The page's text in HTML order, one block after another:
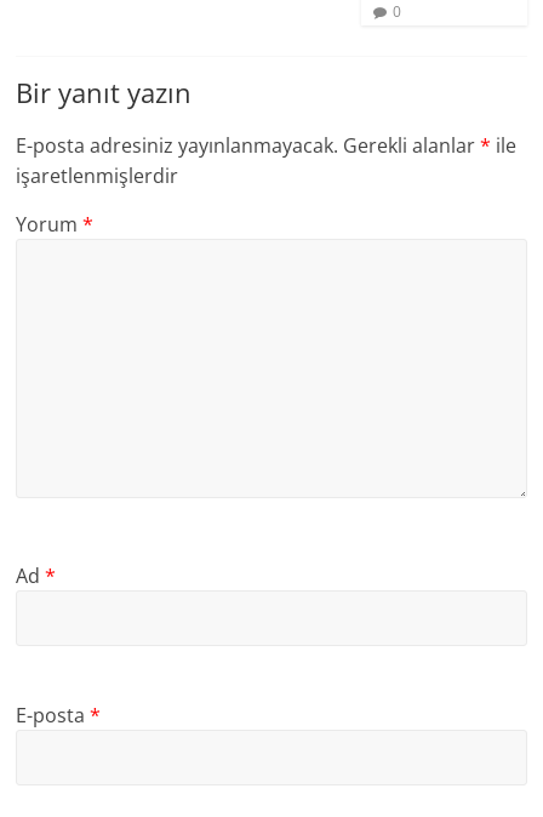
0
Bir yanıt yazın
E-posta adresiniz yayınlanmayacak. Gerekli alanlar* ile
işaretlenmişlerdir
Yorum*
Ad*
E-posta*